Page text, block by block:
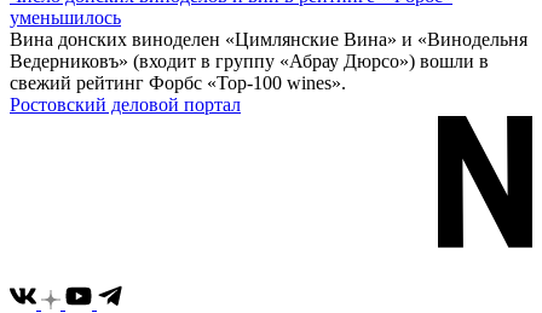
уменьшилось
Вина донских виноделен «Цимлянские Вина» и «Винодельня
Ведерниковъ» (входит в группу «Абрау Дюрсо») вошли в
свежий рейтинг Форбс «Top-100 wines».
Ростовский деловой портал